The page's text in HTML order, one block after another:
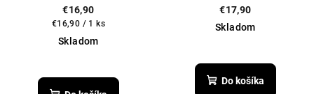
€16,90
Jednotková
cena:
€16,90 / 1 ks
Skladom
hodnotenie
produktu
€17,90
Skladom
hodnotenie
produktu
Do košíka